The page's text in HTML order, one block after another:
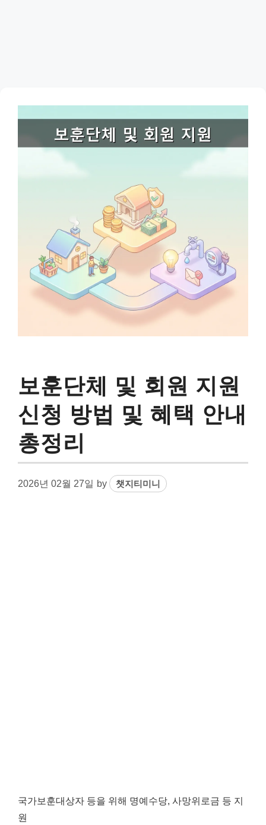
보훈단체 및 회원 지원
신청 방법 및 혜택 안내
총정리
2026년 02월 27일 by 챗지티미니
국가보훈대상자 등을 위해 명예수당, 사망위로금 등 지
원